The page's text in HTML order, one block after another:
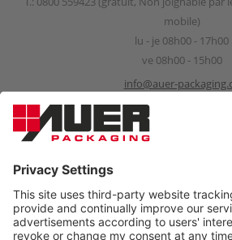
mobile)
lu - je 08h00 - 17h00
ve 08h00 - 15h00
info@auer-
Sponsorship Request
sponsoring@auer-